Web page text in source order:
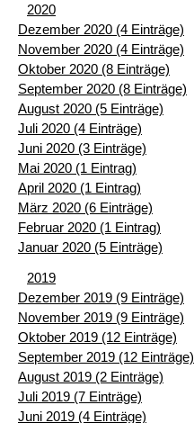
2020
Dezember 2020 (4 Einträge)
November 2020 (4 Einträge)
Oktober 2020 (8 Einträge)
September 2020 (8 Einträge)
August 2020 (5 Einträge)
Juli 2020 (4 Einträge)
Juni 2020 (3 Einträge)
Mai 2020 (1 Eintrag)
April 2020 (1 Eintrag)
März 2020 (6 Einträge)
Februar 2020 (1 Eintrag)
Januar 2020 (5 Einträge)
2019
Dezember 2019 (9 Einträge)
November 2019 (9 Einträge)
Oktober 2019 (12 Einträge)
September 2019 (12 Einträge)
August 2019 (2 Einträge)
Juli 2019 (7 Einträge)
Juni 2019 (4 Einträge)